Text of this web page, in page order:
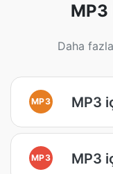
Daha
MP3 MP3
MP3 MP3